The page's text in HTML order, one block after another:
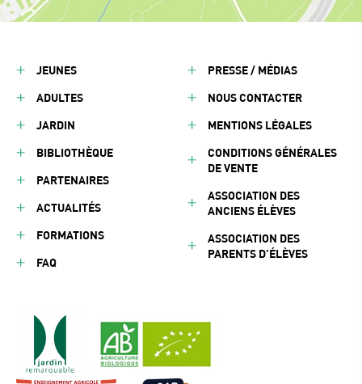
JEUNES
ADULTES
JARDIN
BIBLIOTHÈQUE
PARTENAIRES
ACTUALITÉS
FORMATIONS
FAQ
PRESSE / MÉDIAS
NOUS CONTACTER
MENTIONS LÉGALES
CONDITIONS GÉNÉRALES
DE VENTE
ASSOCIATION DES
ANCIENS ÉLÈVES
ASSOCIATION DES
PARENTS D’ÉLÈVES